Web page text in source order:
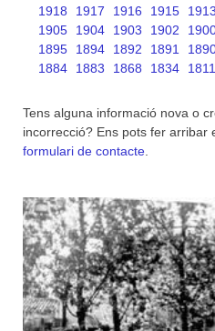
1918
1917 1916 1915 1913
1905
1904 1903 1902
1895
1894 1892 1891
1884
1883 1868 1834 1811
Tens alguna informació nova o
incorrecció? Ens pots fer arribar
formulari de contacte